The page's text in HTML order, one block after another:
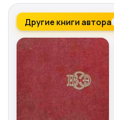
Другие книги автора